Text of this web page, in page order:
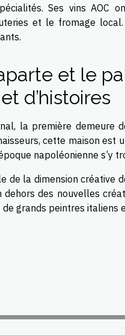
Ses vins AOC
et le fromage
et le
d’histoires
la première demeure
cette maison est
napoléonienne s’y
de la dimension créative
dehors des nouvelles
grands peintres italiens